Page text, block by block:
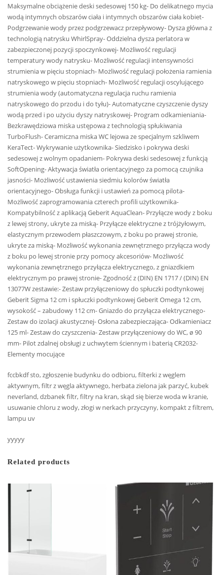
Maksymalne obciążenie deski sedesowej 150 kg- Do delikatnego mycia
wodą intymnych obszarów ciała i intymnych obszarów ciała kobiet-
Podgrzewanie wody przez podgrzewacz przepływowy- Dysza główna z
technologią natrysku WhirlSpray- Oddzielna dysza perlatora w
zabezpieczonej pozycji spoczynkowej- Możliwość regulacji
temperatury wody natrysku- Możliwość regulacji intensywności
strumienia w pięciu stopniach- Możliwość regulacji położenia ramienia
natryskowego w pięciu stopniach- Możliwość regulacji oscylującego
strumienia wody (automatyczna regulacja ruchu ramienia
natryskowego do przodu i do tyłu)- Automatyczne czyszczenie dyszy
wodą przed i po użyciu dyszy natryskowej- Program odkamieniania-
Bezkrawędziowa miska ustępowa z technologią spłukiwania
TurboFlush- Ceramiczna miska WC lejowa ze specjalnym szkliwem
KeraTect- Wykrywanie użytkownika- Siedzisko i pokrywa deski
sedesowej z wolnym opadaniem- Pokrywa deski sedesowej z funkcją
SoftOpening- Aktywacja światła orientacyjnego za pomocą czujnika
jasności- Możliwość ustawienia siedmiu kolorów światła
orientacyjnego- Obsługa funkcji i ustawień za pomocą pilota-
Możliwość zaprogramowania czterech profili użytkownika-
Kompatybilność z aplikacją Geberit AquaClean- Przyłącze wody z boku
z lewej strony, ukryte za miską- Przyłącze elektryczne z trójżyłowym,
elastycznym przewodem płaszczowym, z boku po prawej stronie,
ukryte za miską- Możliwość wykonania zewnętrznego przyłącza wody
z boku po lewej stronie przy pomocy akcesoriów- Możliwość
wykonania zewnętrznego przyłącza elektrycznego, z gniazdkiem
elektrycznym po prawej stronie- Zgodność z (DIN) EN 1717 / (DIN) EN
13077W zestawie:- Zestaw przyłączeniowy do spłuczki podtynkowej
Geberit Sigma 12 cm i spłuczki podtynkowej Geberit Omega 12 cm,
wysokość – zabudowy 112 cm- Gniazdo do przyłącza elektrycznego-
Zestaw do izolacji akustycznej- Osłona zabezpieczająca- Odkamieniacz
125 ml- Zestaw do czyszczenia- Zestaw przyłączeniowy do WC, ø 90
mm- Pilot zdalnej obsługi z uchwytem ściennym i baterią CR2032-
Elementy mocujące
fccbkdf sto, zgłoszenie budynku do odbioru, filterki z węglem
aktywnym, filtr z węgla aktywnego, herbata zielona jak parzyć, kubek
neverland, dzbanek filtr, filtry na kran, skąd się bierze woda w kranie,
usuwanie chloru z wody, złogi w nerkach przyczyny, kompakt z filtrem,
lampu uv
yyyyy
Related products